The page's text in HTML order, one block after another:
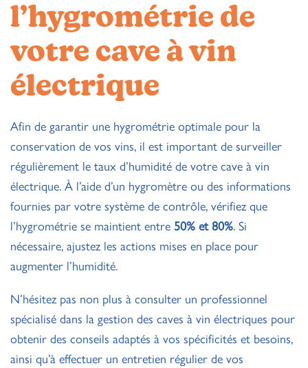
l’hygrométrie de
votre cave à vin
électrique
Afin de garantir une hygrométrie optimale pour la
conservation de vos vins, il est important de surveiller
régulièrement le taux d’humidité de votre cave à vin
électrique. À l’aide d’un hygromètre ou des informations
fournies par votre système de contrôle, vérifiez que
l’hygrométrie se maintient entre 50% et 80%. Si
nécessaire, ajustez les actions mises en place pour
augmenter l’humidité.
N’hésitez pas non plus à consulter un professionnel
spécialisé dans la gestion des caves à vin électriques pour
obtenir des conseils adaptés à vos spécificités et besoins,
ainsi qu’à effectuer un entretien régulier de vos